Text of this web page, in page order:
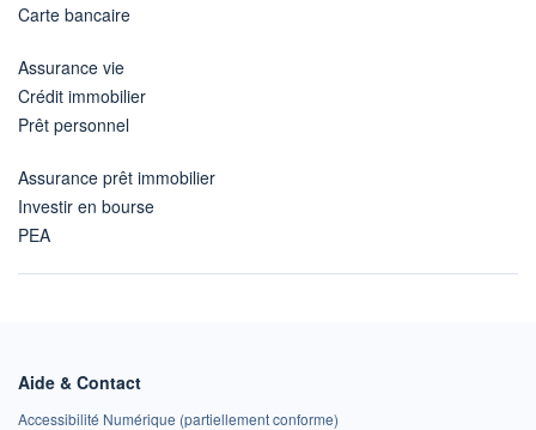
Carte bancaire
Assurance vie
Crédit immobilier
Prêt personnel
Assurance prêt immobilier
Investir en bourse
PEA
Aide & Contact
Accessibilité Numérique (partiellement conforme)